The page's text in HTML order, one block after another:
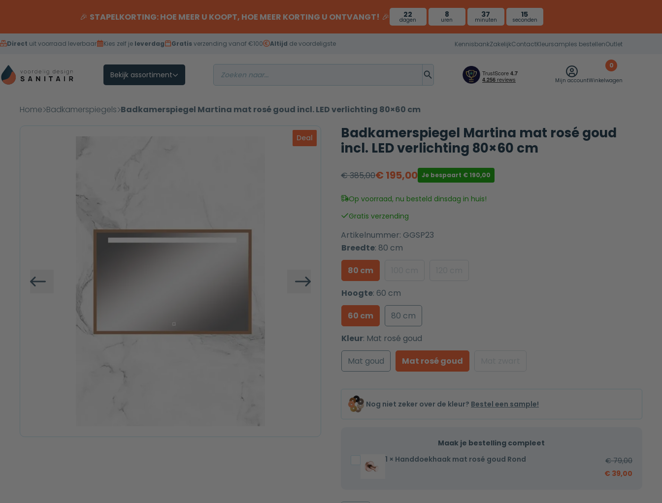
🎉 STAPELKORTING: HOE MEER U KOOPT, HOE MEER KORTING U ONTVANGT! 🎉 22
dagen
8
uren
37
minuten
14
seconden
Direct uit voorraad leverbaar Kies zelf je leverdag Gratisverzending vanaf €100 Altijd de voordeligste KennisbankZakelijkContactKleursamples bestellenOutlet
Bekijk assortiment
Mijn account
0
Winkelwagen
Home Badkamerspiegels Badkamerspiegel Martina mat rosé goud incl. LED verlichting 80×60 cm
Deal
Vorige Volgende
Badkamerspiegel Martina mat rosé goud
incl. LED verlichting 80×60 cm
€385,00
Oorspronkelijke
prijs
was:
€ 385,00.
€ 195,00
Huidige
prijs
is:
€ 195,00.
Je bespaart €190,00
Op voorraad, nu besteld dinsdag in huis!
Gratis verzending
Artikelnummer: GGSP23
Breedte: 80 cm
80 cm
Hoogte: 60 cm
60 cm
80 cm
Kleur: Mat rosé goud
Mat goud
Mat rosé goud
Nog niet zeker over de kleur? Bestel een sample!
Maak je bestelling compleet
Handdoekhaak
mat
1 × Handdoekhaak mat rosé goud Rond €79,00
€ 39,00